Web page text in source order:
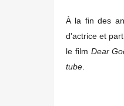
À la fin des
d'actrice et
le film Dear
tube